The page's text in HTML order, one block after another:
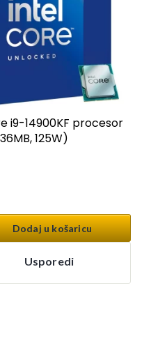
i9-14900KF procesor
125W)
Dodaj u košaricu
Usporedi